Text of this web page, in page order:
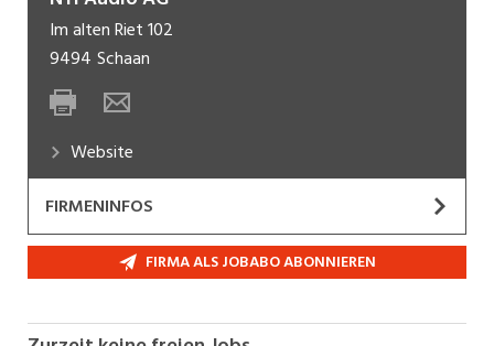
Im alten Riet 102
9494 Schaan
Website
FIRMENINFOS
Die NTi Audio AG mit Hauptsitz in Schaan,
Liechtenstein, entwickelt und produziert
Prüflösungen für die Bereiche Akustik, Audio und
FIRMA ALS JOBABO ABONNIEREN